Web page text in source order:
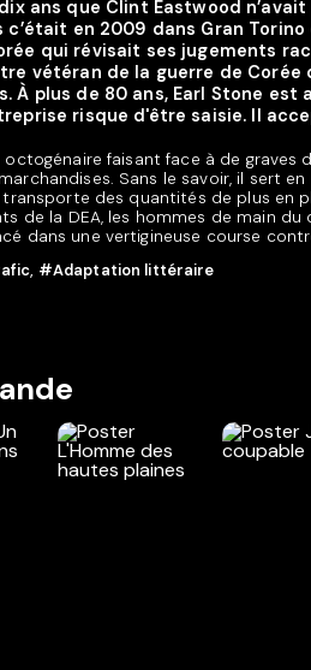
ans que Clint Eastwood
c’était en 2009 dans Gran
qui révisait ses jugements
vétéran de la guerre de
À plus de 80 ans, Earl Stone
risque d'être saisie. Il
octogénaire faisant face à de
Sans le savoir, il sert
des quantités de plus en
de la DEA, les hommes de main
dans une vertigineuse course
, #Adaptation littéraire